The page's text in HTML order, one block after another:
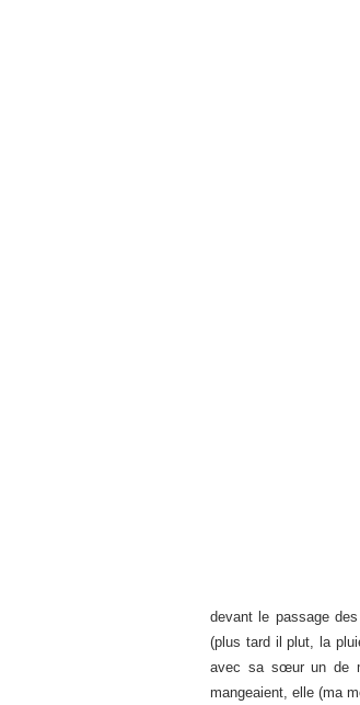
devant le passage
(plus tard il plut, la
avec sa sœur un de
mangeaient, elle (ma